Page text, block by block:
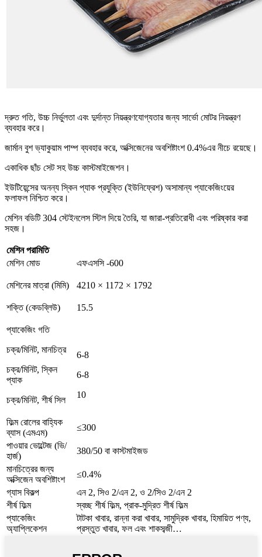
দ্রুত গতি, উচ্চ নির্ভুলতা এবং দুর্দান্ত নিয়ন্ত্রণযোগ্যতার জন্য সার্ভো মোটর নিয়ন্ত্রণ
ব্যবহার করে।
জার্মান বুশ ভ্যাকুয়াম পাম্প ব্যবহার করে, অক্সিজেনের অবশিষ্টাংশ 0.4%এর নীচে রয়েছে।
একাধিক ছাঁচ সেট সহ উচ্চ কাস্টমাইজেশন।
ইউটিয়েন্সের অনন্য স্কিন প্যাক প্রযুক্তি (ইউনিফ্রেশ) অসামান্য প্যাকেজিংয়ের
ফলাফল নিশ্চিত করে।
মেশিন বডিটি 304 স্টেইনলেস স্টিল দিয়ে তৈরি, যা জারা-প্রতিরোধী এবং পরিষ্কার করা
সহজ।
মেশিন পরামিতি
মেশিন মোড
এফএসসি -600
মেশিনের মাত্রা (মিমি) 4210 × 1172 × 1792
শক্তি (কেডব্লিউ) 15.5
প্যাকেজিং গতি
চক্র/মিনিট, মানচিত্র
চক্র/মিনিট, স্কিন
প্যাক
চক্র/মিনিট, শীর্ষ সিল
6-8
6-8
10
ফিল্ম রোলের বাহ্যিক
ব্যাস (এমএম)
≤300
পাওয়ার ভোল্টেজ (ভি/
হার্জ)
380/50 বা কাস্টমাইজড
মানচিত্রের জন্য
অক্সিজেন অবশিষ্টাংশ
≤0.4%
গ্যাস বিকল্প
এন 2, সিও 2/এন 2, ও 2/সিও 2/এন 2
শীর্ষ ফিল্ম
স্বচ্ছ শীর্ষ ফিল্ম, প্রাক-মুদ্রিত শীর্ষ ফিল্ম
প্যাকেজিং
অ্যাপ্লিকেশন
টাটকা খাবার, রান্না করা খাবার, সামুদ্রিক খাবার, হিমায়িত পণ্য,
প্রস্তুত খাবার, ফল এবং শাকসব্জী…